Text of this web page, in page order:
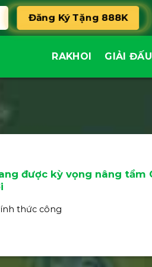
Đăng Ký Tặng 888K
RAKHOI GIẢI ĐẤU
được kỳ vọng nâng tầm
thức công